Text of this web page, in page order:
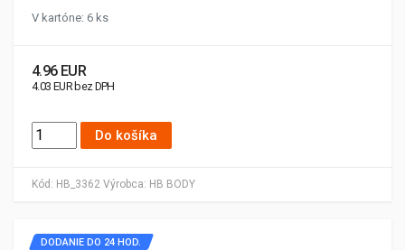
Kód: HB_3362 Výrobca: HB BODY
V kartóne: 6 ks
4.96 EUR
4.03 EUR bez DPH
Do košíka
DODANIE DO 24 HOD.